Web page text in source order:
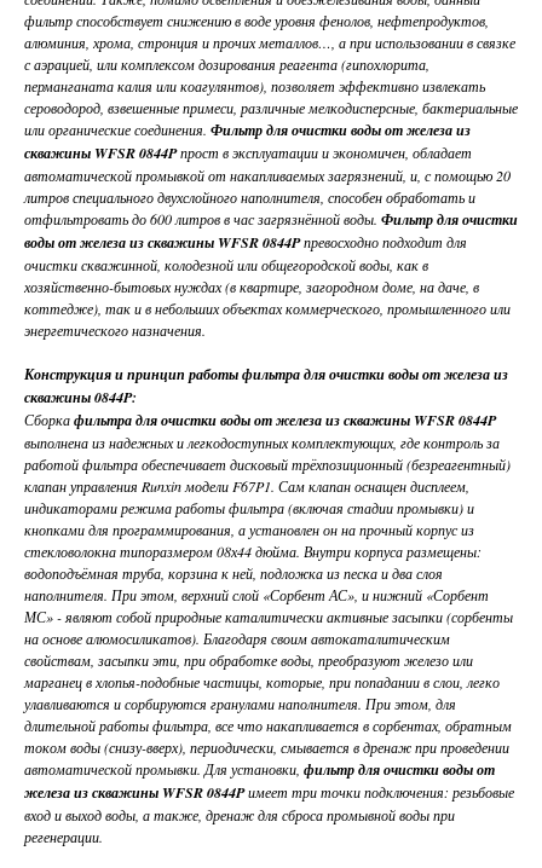
фильтр способствует снижению в воде уровня фенолов, нефтепродуктов,
алюминия, хрома, стронция и прочих металлов…, а при использовании в связке
с аэрацией, или комплексом дозирования реагента (гипохлорита,
перманганата калия или коагулянтов), позволяет эффективно извлекать
сероводород, взвешенные примеси, различные мелкодисперсные, бактериальные
или органические соединения. Фильтр для очистки воды от железа из
скважины WFSR 0844Pпрост в эксплуатации и экономичен, обладает
автоматической промывкой от накапливаемых загрязнений, и, с помощью 20
литров специального двухслойного наполнителя, способен обработать и
отфильтровать до 600 литров в час загрязнённой воды. Фильтр для очистки
воды от железа из скважины WFSR 0844Pпревосходно подходит для
очистки скважинной, колодезной или общегородской воды, как в
хозяйственно-бытовых нуждах (в квартире, загородном доме, на даче, в
коттедже), так и в небольших объектах коммерческого, промышленного или
энергетического назначения.
Конструкция и принцип работы фильтра для очистки воды от железа из
скважины 0844P:
Сборкафильтра для очистки воды от железа из скважины WFSR 0844P
выполнена из надежных и легкодоступных комплектующих, где контроль за
работой фильтра обеспечивает дисковый трёхпозиционный (безреагентный)
клапан управления Runxin модели F67P1. Сам клапан оснащен дисплеем,
индикаторами режима работы фильтра (включая стадии промывки) и
кнопками для программирования, а установлен он на прочный корпус из
стекловолокна типоразмером 08х44 дюйма. Внутри корпуса размещены:
водоподъёмная труба, корзина к ней, подложка из песка и два слоя
наполнителя. При этом, верхний слой «Сорбент АС», и нижний «Сорбент
МС» - являют собой природные каталитически активные засыпки (сорбенты
на основе алюмосиликатов). Благодаря своим автокаталитическим
свойствам, засыпки эти, при обработке воды, преобразуют железо или
марганец в хлопья-подобные частицы, которые, при попадании в слои, легко
улавливаются и сорбируются гранулами наполнителя. При этом, для
длительной работы фильтра, все что накапливается в сорбентах, обратным
током воды (снизу-вверх), периодически, смывается в дренаж при проведении
автоматической промывки. Для установки, фильтр для очистки воды от
железа из скважины WFSR 0844Pимеет три точки подключения: резьбовые
вход и выход воды, а также, дренаж для сброса промывной воды при
регенерации.